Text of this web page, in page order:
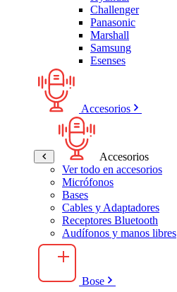
Challenger
Panasonic
Marshall
Samsung
Esenses
Accesorios
Accesorios
Ver todo en accesorios
Micrófonos
Bases
Cables y Adaptadores
Receptores Bluetooth
Audífonos y manos libres
Bose